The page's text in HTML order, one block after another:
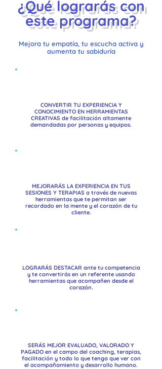
¿Qué lograrás con
este programa?
Mejora tu empatía, tu escucha activa y
aumenta tu sabiduría
CONVERTIR TU EXPERIENCIA Y
CONOCIMIENTO EN HERRAMIENTAS
CREATIVAS de facilitación altamente
demandadas por personas y equipos.
MEJORARÁS LA EXPERIENCIA EN TUS
SESIONES Y TERAPIAS a través de nuevas
herramientas que te permitan ser
recordado en la mente y el corazón de tu
cliente.
LOGRARÁS DESTACAR ante tu competencia
y te convertirás en un referente usando
herramientas que acompañen desde el
corazón.
SERÁS MEJOR EVALUADO, VALORADO Y
PAGADO en el campo del coaching, terapias,
facilitación y todo lo que tenga que ver con
el acompañamiento y desarrollo humano.